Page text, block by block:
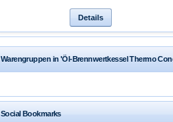
Details
Warengruppen in 'Öl-Brennwertkessel Thermo
Social Bookmarks